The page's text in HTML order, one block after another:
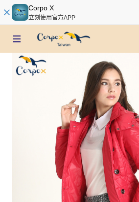
Corpo X
立刻使用官方APP